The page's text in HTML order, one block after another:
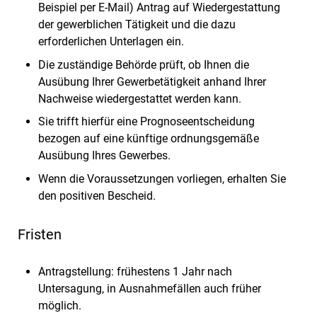
Beispiel per E-Mail) Antrag auf Wiedergestattung
der gewerblichen Tätigkeit und die dazu
erforderlichen Unterlagen ein.
Die zuständige Behörde prüft, ob Ihnen die
Ausübung Ihrer Gewerbetätigkeit anhand Ihrer
Nachweise wiedergestattet werden kann.
Sie trifft hierfür eine Prognoseentscheidung
bezogen auf eine künftige ordnungsgemäße
Ausübung Ihres Gewerbes.
Wenn die Voraussetzungen vorliegen, erhalten Sie
den positiven Bescheid.
Fristen
Antragstellung: frühestens 1 Jahr nach
Untersagung, in Ausnahmefällen auch früher
möglich.